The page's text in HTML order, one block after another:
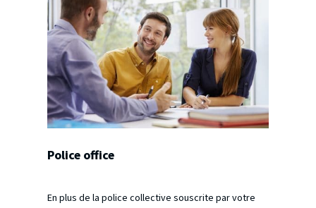
Police office
En plus de la police collective souscrite par votre